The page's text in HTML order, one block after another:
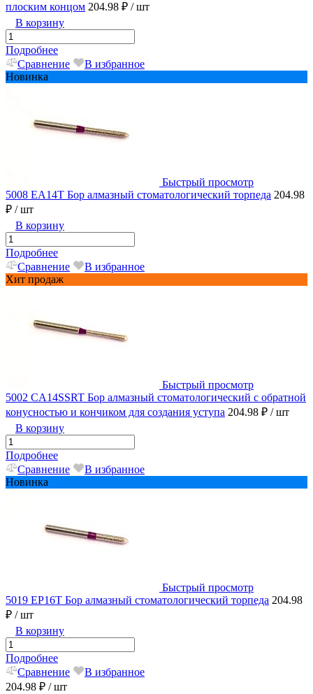
плоским концом 204.98 ₽ / шт
В корзину
Подробнее
Сравнение
В избранное
Новинка
Быстрый просмотр
5008 EA14T Бор алмазный стоматологический торпеда 204.98
₽ / шт
В корзину
Подробнее
Сравнение
В избранное
Хит продаж
Быстрый просмотр
5002 CA14SSRT Бор алмазный стоматологический с обратной
конусностью и кончиком для создания уступа 204.98 ₽ / шт
В корзину
Подробнее
Сравнение
В избранное
Новинка
Быстрый просмотр
5019 EP16T Бор алмазный стоматологический торпеда 204.98
₽ / шт
В корзину
Подробнее
Сравнение
В избранное
204.98 ₽ / шт